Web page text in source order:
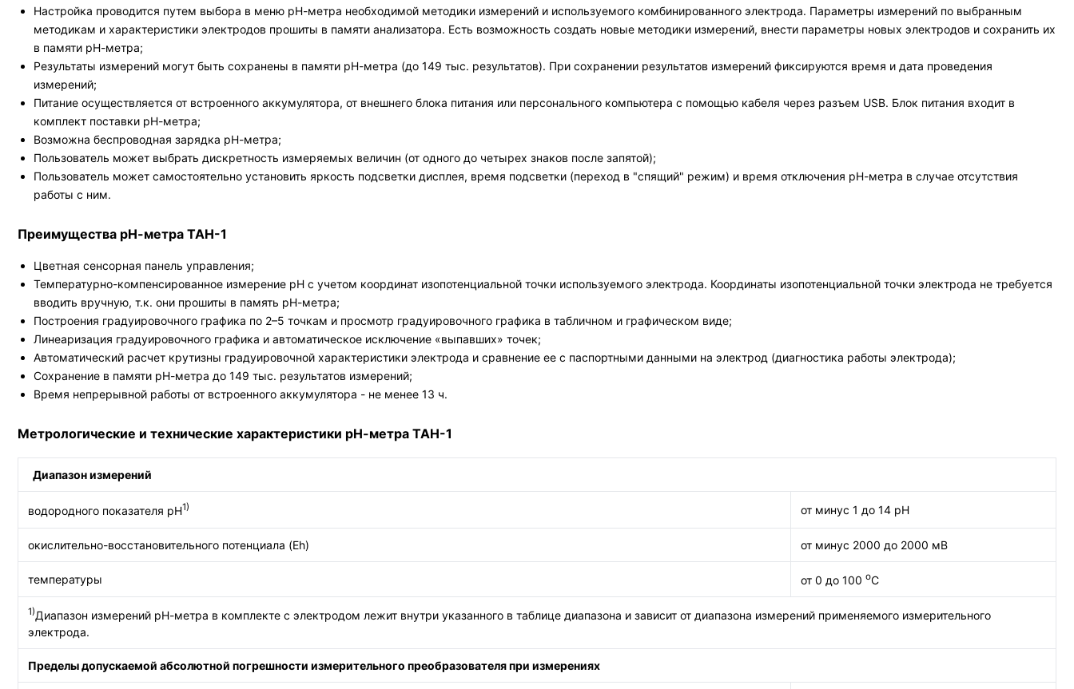
Настройка проводится путем выбора в меню рН-метра необходимой методики измерений и используемого комбинированного электрода. Параметры измерений по выбранным
методикам и характеристики электродов прошиты в памяти анализатора. Есть возможность создать новые методики измерений, внести параметры новых электродов и сохранить их
в памяти рН-метра;
Результаты измерений могут быть сохранены в памяти рН-метра (до 149 тыс. результатов). При сохранении результатов измерений фиксируются время и дата проведения
измерений;
Питание осуществляется от встроенного аккумулятора, от внешнего блока питания или персонального компьютера с помощью кабеля через разъем USB. Блок питания входит в
комплект поставки рН-метра;
Возможна беспроводная зарядка рН-метра;
Пользователь может выбрать дискретность измеряемых величин (от одного до четырех знаков после запятой);
Пользователь может самостоятельно установить яркость подсветки дисплея, время подсветки (переход в "спящий" режим) и время отключения рН-метра в случае отсутствия
работы с ним.
Преимущества рН-метра ТАН-1
Цветная сенсорная панель управления;
Температурно-компенсированное измерение рН с учетом координат изопотенциальной точки используемого электрода. Координаты изопотенциальной точки электрода не требуется
вводить вручную, т.к. они прошиты в память рН-метра;
Построения градуировочного графика по 2–5 точкам и просмотр градуировочного графика в табличном и графическом виде;
Линеаризация градуировочного графика и автоматическое исключение «выпавших» точек;
Автоматический расчет крутизны градуировочной характеристики электрода и сравнение ее с паспортными данными на электрод (диагностика работы электрода);
Сохранение в памяти рН-метра до 149 тыс. результатов измерений;
Время непрерывной работы от встроенного аккумулятора - не менее 13 ч.
Метрологические и технические характеристики рН-метра ТАН-1
Диапазон измерений
водородного показателя рН1) от минус 1 до 14 рН
окислительно-восстановительного потенциала (Eh) от минус 2000 до 2000 мВ
температуры от 0 до 100 оС
1)Диапазон измерений рН-метра в комплекте с электродом лежит внутри указанного в таблице диапазона и зависит от диапазона измерений применяемого измерительного
электрода.
Пределы допускаемой абсолютной погрешности измерительного преобразователя при измерениях